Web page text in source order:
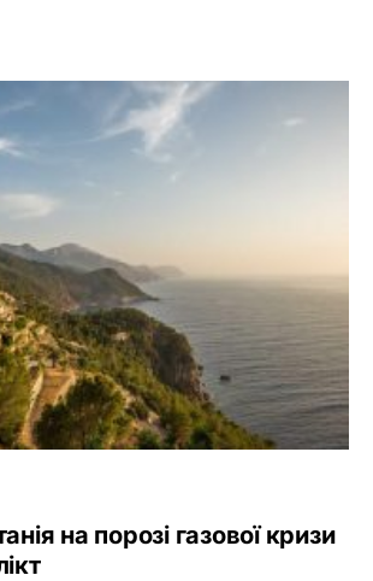
на порозі газової кризи